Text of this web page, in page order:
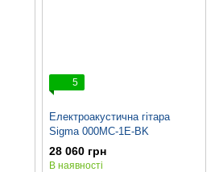
5
Електроакустична гітара
Sigma 000MC-1E-BK
28 060 грн
В наявності